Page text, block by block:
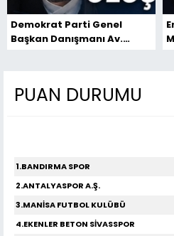
Demokrat Parti Genel
Başkan Danışmanı Av.
PUAN DURUMU
1.BANDIRMA SPOR
2.ANTALYASPOR A.Ş.
3.MANİSA FUTBOL KULÜBÜ
4.EKENLER BETON SİVASSPOR